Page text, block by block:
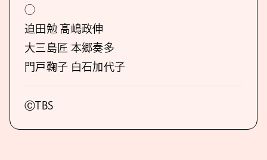
◯
迫田勉 髙嶋政伸
大三島匠 本郷奏多
門戸鞠子 白石加代子
ⒸTBS